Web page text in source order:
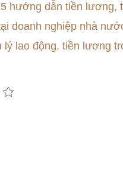
hướng dẫn tiền lương,
doanh nghiệp nhà
lý lao động, tiền lương